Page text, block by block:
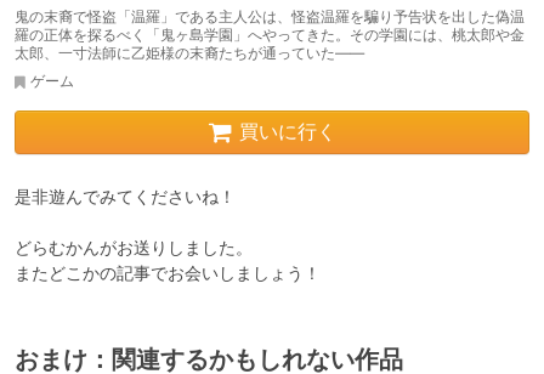
鬼の末裔で怪盗「温羅」である主人公は、怪盗温羅を騙り予告状を出した偽温
羅の正体を探るべく「鬼ヶ島学園」へやってきた。その学園には、桃太郎や金
太郎、一寸法師に乙姫様の末裔たちが通っていた――
ゲーム
買いに行く
是非遊んでみてくださいね！
どらむかんがお送りしました。
またどこかの記事でお会いしましょう！
おまけ：関連するかもしれない作品